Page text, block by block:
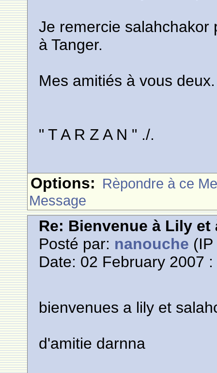
Je remercie salahchakor
à Tanger.
Mes amitiés à vous deux.
" T A R Z A N " ./.
Options: Rèpondre à ce
Message
Re: Bienvenue à Lily et
Posté par: nanouche
Date: 02 February 2007
bienvenues a lily et
d'amitie darnna